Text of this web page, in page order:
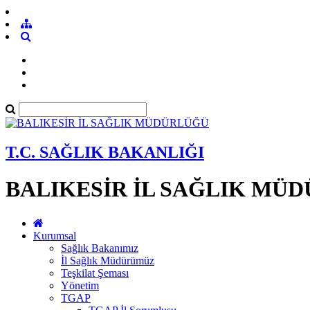
T.C. SAĞLIK BAKANLIĞI
BALIKESİR İL SAĞLIK
Kurumsal
Sağlık Bakanımız
İl Sağlık Müdürümüz
Teşkilat Şeması
Yönetim
TGAP